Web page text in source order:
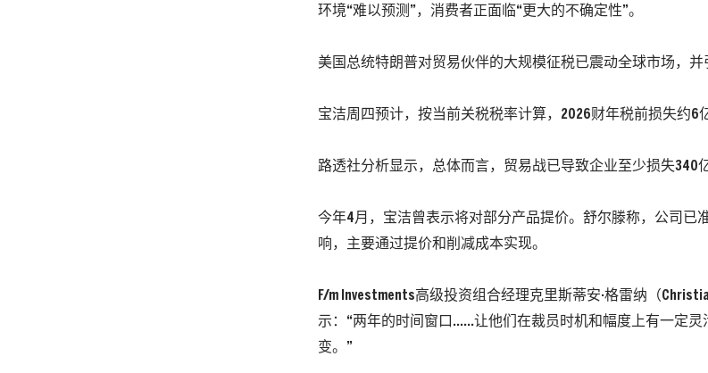
环境“难以预测”，消费者正面临“更大的不确定性”。
美国总统特朗普对贸易伙伴的大规模征税已震动全球市场，并
宝洁周四预计，按当前关税税率计算，2026财年税前损失约6
路透社分析显示，总体而言，贸易战已导致企业至少损失340
今年4月，宝洁曾表示将对部分产品提价。舒尔滕称，公司已
响，主要通过提价和削减成本实现。
F/m Investments高级投资组合经理克里斯蒂安·格雷纳（
示：“两年的时间窗口……让他们在裁员时机和幅度上有一定灵
变。”